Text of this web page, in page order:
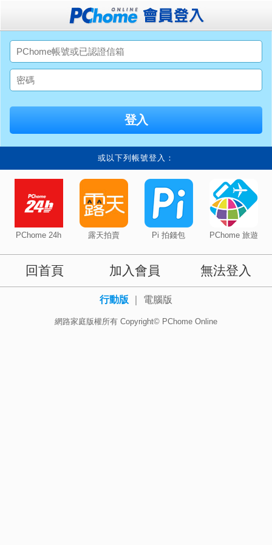
或以下列帳號登入：
PChome 24h 露天拍賣 Pi 拍錢包 PChome 旅遊
回首頁 加入會員 無法登入
行動版 電腦版
網路家庭版權所有 Copyright© PChome Online